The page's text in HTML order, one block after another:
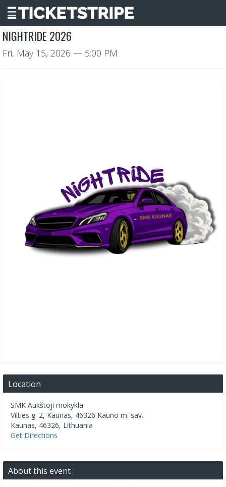
NIGHTRIDE 2026
Fri, May 15, 2026 — 5:00 PM
Location
SMK Aukštoji mokykla
Vilties g. 2, Kaunas, 46326 Kauno m. sav.
Kaunas, 46326, Lithuania
Get Directions
About this event